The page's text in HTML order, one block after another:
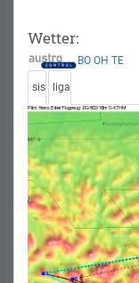
Wetter:
BO OH TE
sis liga